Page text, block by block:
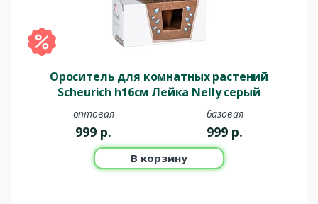
Ороситель для комнатных растений
Scheurich h16см Лейка Nelly серый
оптовая
999 р.
базовая
999 р.
В корзину